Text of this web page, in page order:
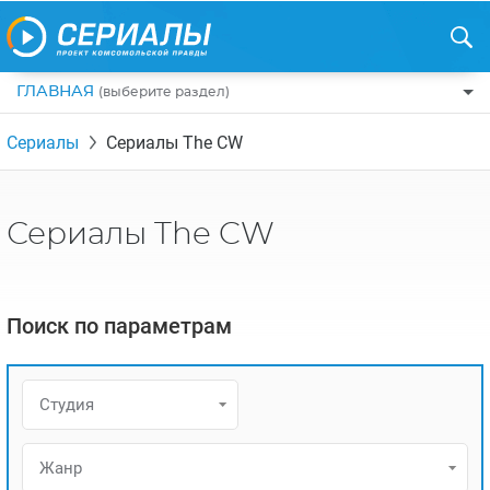
ГЛАВНАЯ (выберите раздел)
ПО ЖАНРАМ
КОМЕДИИ
УЖАСЫ
ТРИЛЛЕРЫ
ФЭНТЕЗИ
ДЕТЕКТИВЫ
КРИМИНАЛ
ИТАЛИЯ
УКРАИНА
РЕЦЕНЗИИ
НОВОСТИ ТУРЕЦКИХ СЕРИАЛОВ
АЗИАТСКИЕ СЕРИАЛЫ
ИНТЕРВЬЮ
Сериалы Сериалы The CW
Сериалы The CW
Поиск по параметрам
Студия
Жанр